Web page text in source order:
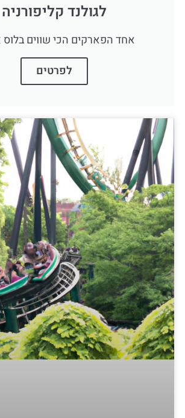
לגולנד קליפורניה
אחד הפארקים הכי שווים בלוס
לפרטים